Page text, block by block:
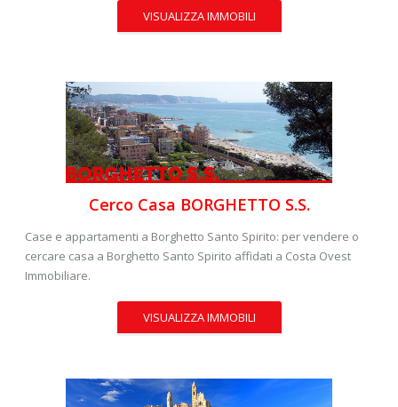
VISUALIZZA IMMOBILI
Cerco Casa BORGHETTO S.S.
Case e appartamenti a Borghetto Santo Spirito: per vendere o
cercare casa a Borghetto Santo Spirito affidati a Costa Ovest
Immobiliare.
VISUALIZZA IMMOBILI